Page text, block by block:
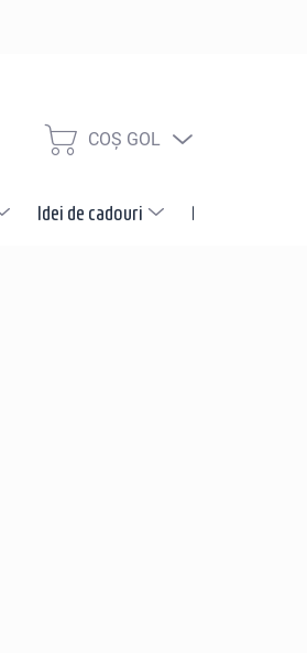
COŞ
COŞ GOL
Idei de cadouri Promotii